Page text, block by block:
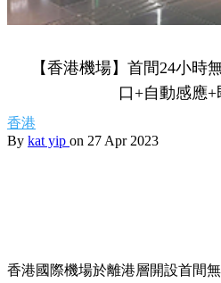
【香港機場】首間24小時
口+自動感應
香港
By kat yip on 27 Apr 2023
香港國際機場於離港層開設首間